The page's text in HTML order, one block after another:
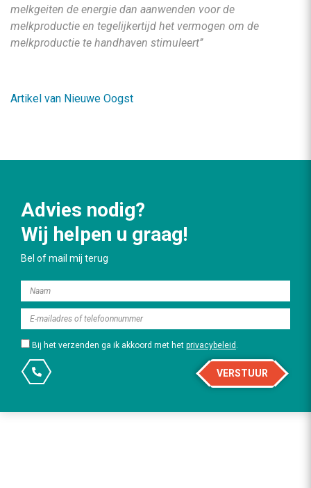
melkgeiten de energie dan aanwenden voor de
melkproductie en tegelijkertijd het vermogen om de
melkproductie te handhaven stimuleert’’
Artikel van Nieuwe Oogst
Advies nodig?
Wij helpen u graag!
Bel of mail mij terug
Bij het verzenden ga ik akkoord met het privacybeleid .
VERSTUUR